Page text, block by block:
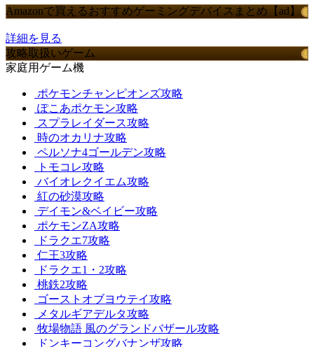
Amazonで買えるおすすめゲーミングデバイスまとめ【ad】
詳細を見る
攻略取扱いゲーム
家庭用ゲーム機
ポケモンチャンピオンズ攻略
ぽこあポケモン攻略
スプラレイダース攻略
時のオカリナ攻略
ペルソナ4ゴールデン攻略
トモコレ攻略
バイオレクイエム攻略
紅の砂漠攻略
デイモン&ベイビー攻略
ポケモンZA攻略
ドラクエ7攻略
仁王3攻略
ドラクエ1・2攻略
桃鉄2攻略
ゴーストオブヨウテイ攻略
メタルギアデルタ攻略
牧場物語 風のグランドバザール攻略
ドンキーコングバナンザ攻略